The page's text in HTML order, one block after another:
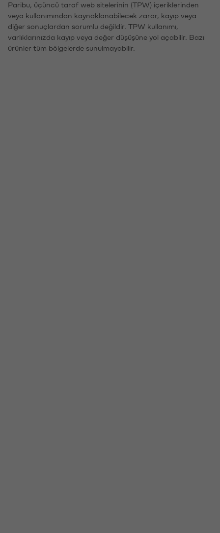
Paribu, üçüncü taraf web sitelerinin (TPW) içeriklerinden
veya kullanımından kaynaklanabilecek zarar, kayıp veya
diğer sonuçlardan sorumlu değildir. TPW kullanımı,
varlıklarınızda kayıp veya değer düşüşüne yol açabilir. Bazı
ürünler tüm bölgelerde sunulmayabilir.